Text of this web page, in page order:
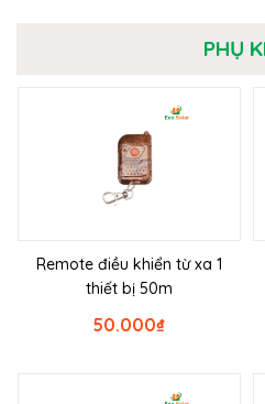
PHỤ
Remote điều khiển từ xa 1
thiết bị 50m
₫
50.000